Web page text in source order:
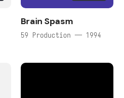
Brain Spasm
59 Production — 1994